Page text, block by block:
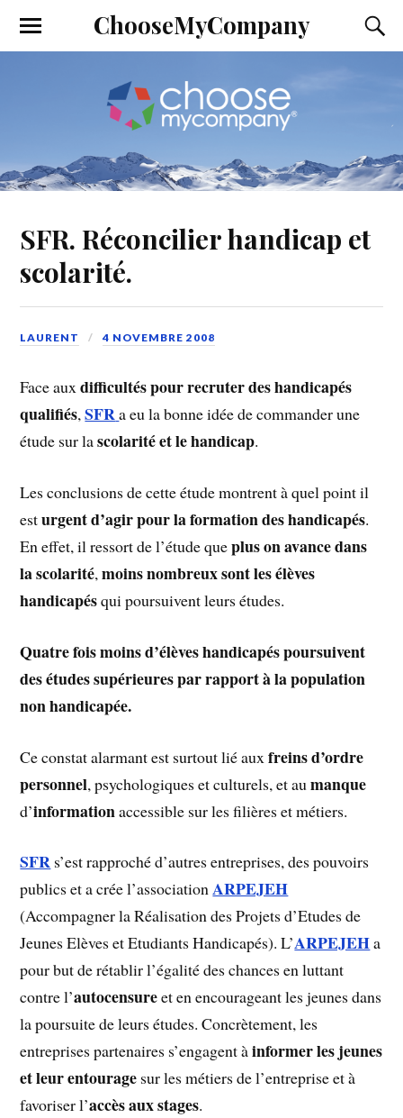
ChooseMyCompany
SFR. Réconcilier handicap et
scolarité.
LAURENT 4 NOVEMBRE 2008
Face auxdifficultés pour recruter des handicapés
qualifiés,SFRa eu la bonne idée de commander une
étude sur lascolarité et le handicap.
Les conclusions de cette étude montrent à quel point il
esturgent d’agir pour la formation des handicapés.
En effet, il ressort de l’étude queplus on avance dans
la scolarité,moins nombreux sont les élèves
handicapésqui poursuivent leurs études.
Quatre fois moins d’élèves handicapés poursuivent
des études supérieures par rapport à la population
non handicapée.
Ce constat alarmant est surtout lié auxfreins d’ordre
personnel, psychologiques et culturels, et aumanque
d’informationaccessible sur les filières et métiers.
SFR s’est rapproché d’autres entreprises, des pouvoirs
publics et a crée l’associationARPEJEH
(Accompagner la Réalisation des Projets d’Etudes de
Jeunes Elèves et Etudiants Handicapés). L’ARPEJEHa
pour but de rétablir l’égalité des chances en luttant
contre l’autocensureet en encourageant les jeunes dans
la poursuite de leurs études. Concrètement, les
entreprises partenaires s’engagent àinformer les jeunes
et leur entourage sur les métiers de l’entreprise et à
favoriser l’accès aux stages.